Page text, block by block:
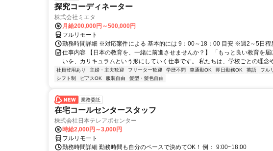
探究コーディネーター
株式会社ミエタ
月給200,000円～500,000円
フルリモート
勤務時間詳細 ※対応案件による 基本的には 9：00～18：00 目安 ※週2～5日程
仕事内容 【日本の教育を、一緒に前進させませんか？】 「もっと良い教育を
いを、カリキュラムという形にしていく仕事です。 私たちは、学校ごとの理念
社員登用あり 主婦・主夫歓迎 フリーター歓迎 学歴不問 車通勤OK 即日勤務OK 英語 フル
シフト制
ピアスOK 服装自由 髪型・髪色自由
業務委託
在宅コールセンタースタッフ
株式会社日本テレアポセンター
時給2,000円～3,000円
フルリモート
勤務時間詳細 勤務時間も自分のペースで決めてOK！ 例： 9:00~18:00